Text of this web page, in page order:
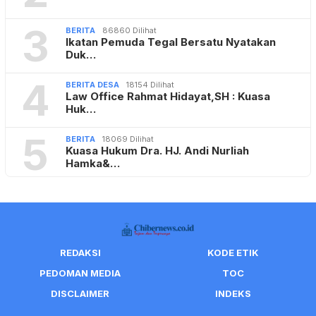
3
BERITA 86860 Dilihat
Ikatan Pemuda Tegal Bersatu Nyatakan
Duk…
4 BERITA DESA 18154 Dilihat
Law Office Rahmat Hidayat,SH : Kuasa
Huk…
5 BERITA 18069 Dilihat
Kuasa Hukum Dra. HJ. Andi Nurliah
Hamka&…
REDAKSI
KODE ETIK
PEDOMAN MEDIA
TOC
DISCLAIMER
INDEKS